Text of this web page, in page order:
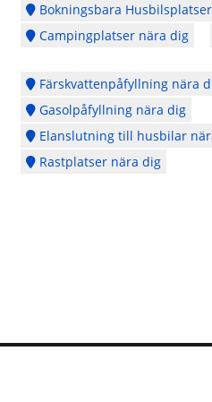
Bokningsbara
Campingplatser nära dig
Färskvattenpåfyllning nära
Gasolpåfyllning nära dig
Elanslutning till husbilar
Rastplatser nära dig